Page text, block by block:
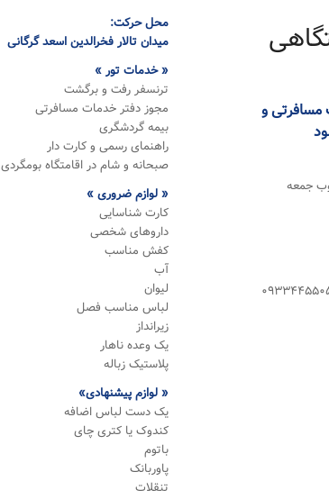
مسافرتی و
محل حرکت:
میدان تالار فخرالدین اسعد گرگانی
« خدمات تور »
ترنسفر رفت و برگشت
مجوز دفتر خدمات مسافرتی
بیمه گردشگری
راهنمای رسمی و کارت دار
صبحانه و شام در اقامتگاه بومگردی
« لوازم ضروری »
کارت شناسایی
داروهای شخصی
کفش مناسب
آب
لیوان
لباس مناسب فصل
زیرانداز
یک وعده ناهار
پلاستیک زباله
« لوازم پیشنهادی»
یک دست لباس اضافه
کندوک یا کتری چای
باتوم
پاوربانک
تنقلات